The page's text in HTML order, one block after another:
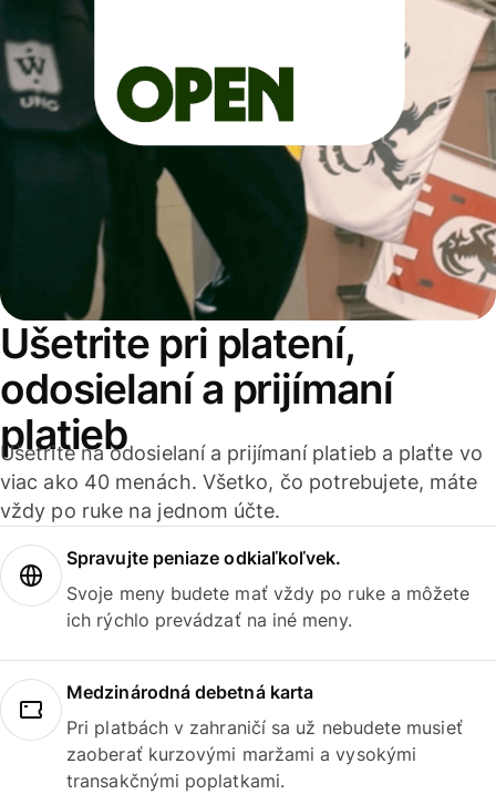
Ušetrite pri platení,
odosielaní a prijímaní
platieb
Ušetrite na odosielaní a prijímaní platieb a plaťte vo
viac ako 40 menách. Všetko, čo potrebujete, máte
vždy po ruke na jednom účte.
Spravujte peniaze odkiaľkoľvek.
Svoje meny budete mať vždy po ruke a môžete
ich rýchlo prevádzať na iné meny.
Medzinárodná debetná karta
Pri platbách v zahraničí sa už nebudete musieť
zaoberať kurzovými maržami a vysokými
transakčnými poplatkami.